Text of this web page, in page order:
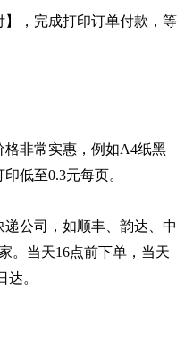
，完成打印订单付款，等
非常实惠，例如A4纸黑
低至0.3元每页。
公司，如顺丰、韵达、中
。当天16点前下单，当天
。